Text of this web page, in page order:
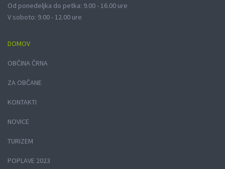
Od ponedeljka do petka: 9.00 - 16.00 ure
V soboto: 9.00 - 12.00 ure
DOMOV
OBČINA ČRNA
ZA OBČANE
KONTAKTI
NOVICE
TURIZEM
POPLAVE 2023